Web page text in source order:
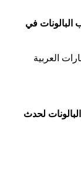
البالونات في
العربية
لحدث